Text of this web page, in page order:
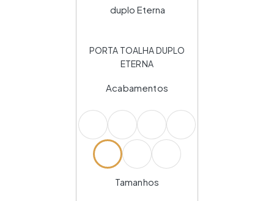
PORTA TOALHA DUPLO
ETERNA
Acabamentos
Tamanhos